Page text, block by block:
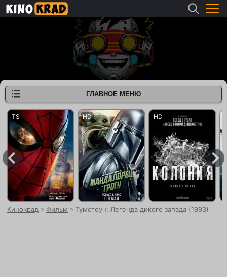
Кинокрад » Фильм » Тумстоун: Легенда дикого запада (1993)
ГЛАВНОЕ МЕНЮ